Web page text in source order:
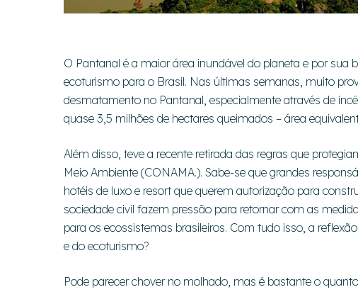
O Pantanal é a maior área inundável do planeta e por sua
ecoturismo para o Brasil. Nas últimas semanas, muito
desmatamento no Pantanal, especialmente através de
quase 3,5 milhões de hectares queimados – área
Além disso, teve a recente retirada das regras que
Meio Ambiente (CONAMA.). Sabe-se que grandes
hotéis de luxo e resort que querem autorização para
sociedade civil fazem pressão para retornar com as
para os ecossistemas brasileiros. Com tudo isso, a
e do ecoturismo?
Pode parecer chover no molhado, mas é bastante o